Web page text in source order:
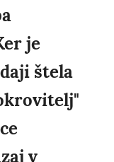
je
štela
v